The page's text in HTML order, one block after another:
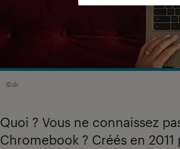
©dr
Quoi ? Vous ne connaissez
Chromebook ? Créés en